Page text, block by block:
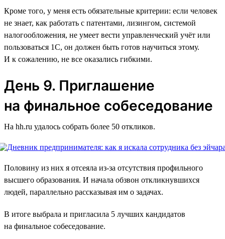
Кроме того, у меня есть обязательные критерии: если человек
не знает, как работать с патентами, лизингом, системой
налогообложения, не умеет вести управленческий учёт или
пользоваться 1C, он должен быть готов научиться этому.
И к сожалению, не все оказались гибкими.
День 9. Приглашение
на финальное собеседование
На hh.ru удалось собрать более 50 откликов.
Половину из них я отсеяла из-за отсутствия профильного
высшего образования. И начала обзвон откликнувшихся
людей, параллельно рассказывая им о задачах.
В итоге выбрала и пригласила 5 лучших кандидатов
на финальное собеседование.